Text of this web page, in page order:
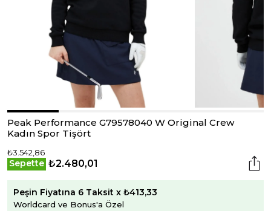
Peak Performance G79578040 W Original Crew
Kadın Spor Tişört
₺3.542,86
Sepette ₺2.480,01
Peşin Fiyatına 6 Taksit x ₺413,33
Worldcard ve Bonus'a Özel